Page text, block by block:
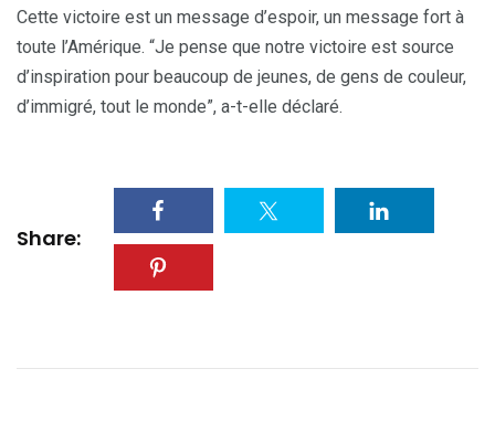
Cette victoire est un message d’espoir, un message fort à
toute l’Amérique. “Je pense que notre victoire est source
d’inspiration pour beaucoup de jeunes, de gens de couleur,
d’immigré, tout le monde”, a-t-elle déclaré.
Share: